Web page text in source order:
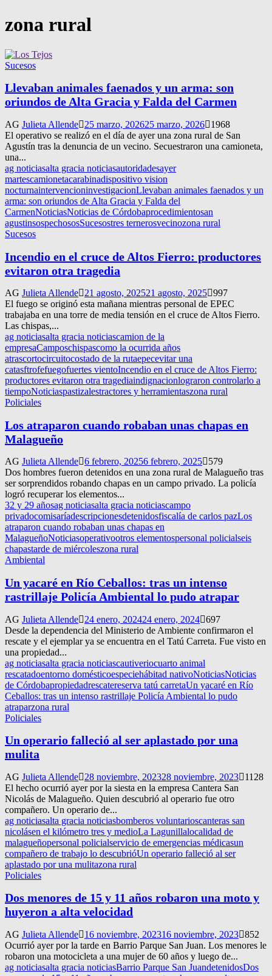
zona rural
Sucesos
Llevaban animales faenados y un arma: son
oriundos de Alta Gracia y Falda del Carmen
AG Julieta Allende 25 marzo, 202625 marzo, 2026
1968
El operativo se realizó en el día de ayer una zona rural de San
Agustín tras la denuncia de un vecino. Secuestraron una camioneta,
una...
ag noticiasalta gracia noticiasautoridadesayer
martescamionetacarabinadispositivo vision
nocturnaintervencioninvestigacionLlevaban animales faenados y un
arma: son oriundos de Alta Gracia y Falda del
CarmenNoticiasNoticias de Córdobaprocedimientosan
agustinsospechososSucesostres ternerosvecinozona rural
Sucesos
Incendio en el cruce de Altos Fierro: productores
evitaron otra tragedia
AG Julieta Allende 21 agosto, 202521 agosto, 2025 997
El fuego se originó esta mañana mientras personal de EPEC
trabajaba en una torre de media tensión en el cruce de Altos Fierro.
Las chispas,...
ag noticiasalta gracia noticiascamion de la
empresaCamposchispascomo la ocurrida años
atrascortocircuitocostado de la rutaepecevitar una
catasftrofefuegofuertes vientoIncendio en el cruce de Altos Fierro:
productores evitaron otra tragediaindignacionlograron controlarlo a
tiempoNoticiaspastizalestractores y herramientaszona rural
Policiales
Los atraparon cuando robaban unas chapas en
Malagueño
AG Julieta Allende 6 febrero, 20256 febrero, 2025
579
Dos hombres fueron detenidos en una zona rural de Malagueño tras
ser sorprendidos robando chapas en un campo privado. La policía
logró recuperar los elementos...
32 y 29 añosag noticiasalta gracia noticiascampo
privadocomisaríadescripcionesdetenidosfiscalía de carlos pazLos
atraparon cuando robaban unas chapas en
MalagueñoNoticiasoperativootros elementospersonal policialseis
chapastarde de miércoleszona rural
Ambiental
Un yacaré en Río Ceballos: tras un intenso
rastrillaje Policía Ambiental lo pudo atrapar
AG Julieta Allende 24 enero, 202424 enero, 2024 697
Desde la dependencia del Ministerio de Ambiente confirmaron el
rescate y el ejemplar ya se encuentra en el Tatú Carreta. Fue visto en
una propiedad...
ag noticiasalta gracia noticiascautiveriocuarto animal
rescatadoentorno domésticoespeciehábitad nativoNoticiasNoticias
de Córdobapropiedadrescatereserva tatú carretaUn yacaré en Río
Ceballos: tras un intenso rastrillaje Policía Ambiental lo pudo
atraparzona rural
Policiales
Un operario falleció al ser aplastado por una
mulita
AG Julieta Allende 28 noviembre, 202328 noviembre, 2023
1128
El hecho ocurrió ayer por la siesta en la empresa Cantera San
Nicolás de Malagueño. Quien descubrió al operario fue otro
compañero. Un operario de...
ag noticiasalta gracia noticiasbomberos voluntarioscanteras san
nicolásen el kilómetro tres y medioLa Lagunillalocalidad de
malagueñopersonal policialservicio de emergencias médicasun
compañero de trabajo lo descubrióUn operario falleció al ser
aplastado por una mulitazona rural
Policiales
Dos menores de 15 y 11 años robaron una moto y
huyeron a alta velocidad
AG Julieta Allende 16 noviembre, 202316 noviembre, 2023 852
Ocurrió ayer por la tarde en Barrio Parque San Juan. Los menores le
robaron una motocicleta a una mujer de 60 años y luego de...
ag noticiasalta gracia noticiasBarrio Parque San JuandetenidosDos